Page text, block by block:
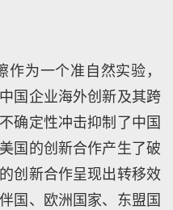
作为一个准自然实验，
国企业海外创新及其跨
确定性冲击抑制了中国
国的创新合作产生了破
创新合作呈现出转移效
国、欧洲国家、东盟国